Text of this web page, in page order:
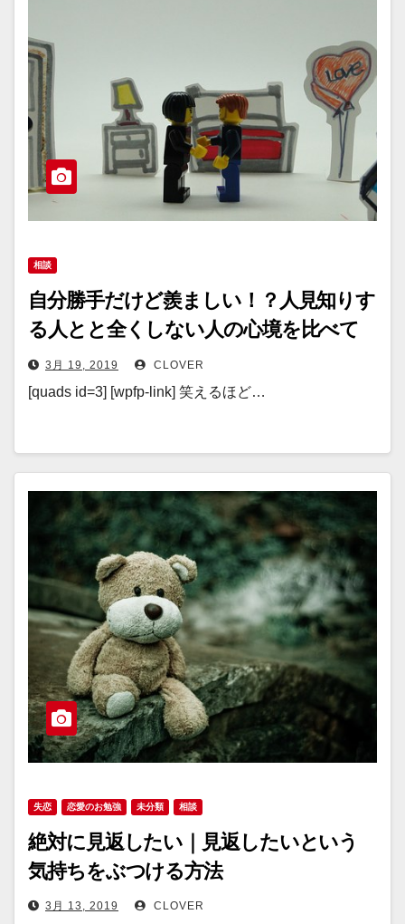
相談
自分勝手だけど羨ましい！？人見知りす
る人とと全くしない人の心境を比べて
みた3月 19, 2019 CLOVER
[quads id=3] [wpfp-link] 笑えるほど…
失恋 恋愛のお勉強 未分類 相談
絶対に見返したい｜見返したいという
気持ちをぶつける方法
3月 13, 2019 CLOVER